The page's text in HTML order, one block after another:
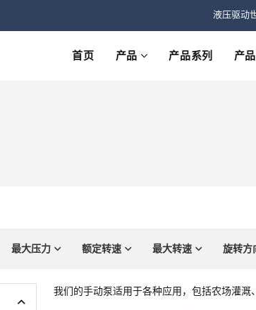
液压驱动
首页 产品 产品系列 产
最大压力 额定转速 最大转速 旋转方
我们的手动泵适用于各种应用，包括农场灌